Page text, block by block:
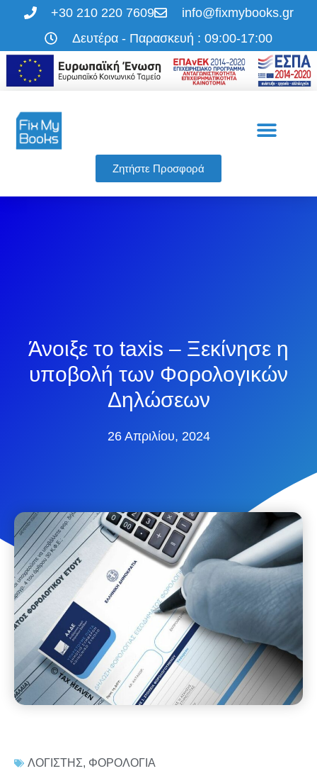
+30 210 220 7609
info@fixmybooks.gr
Δευτέρα - Παρασκευή : 09:00-17:00
Ζητήστε Προσφορά
Άνοιξε το taxis – Ξεκίνησε η
υποβολή των Φορολογικών
Δηλώσεων
26 Απριλίου, 2024
ΛΟΓΙΣΤΗΣ, ΦΟΡΟΛΟΓΙΑ